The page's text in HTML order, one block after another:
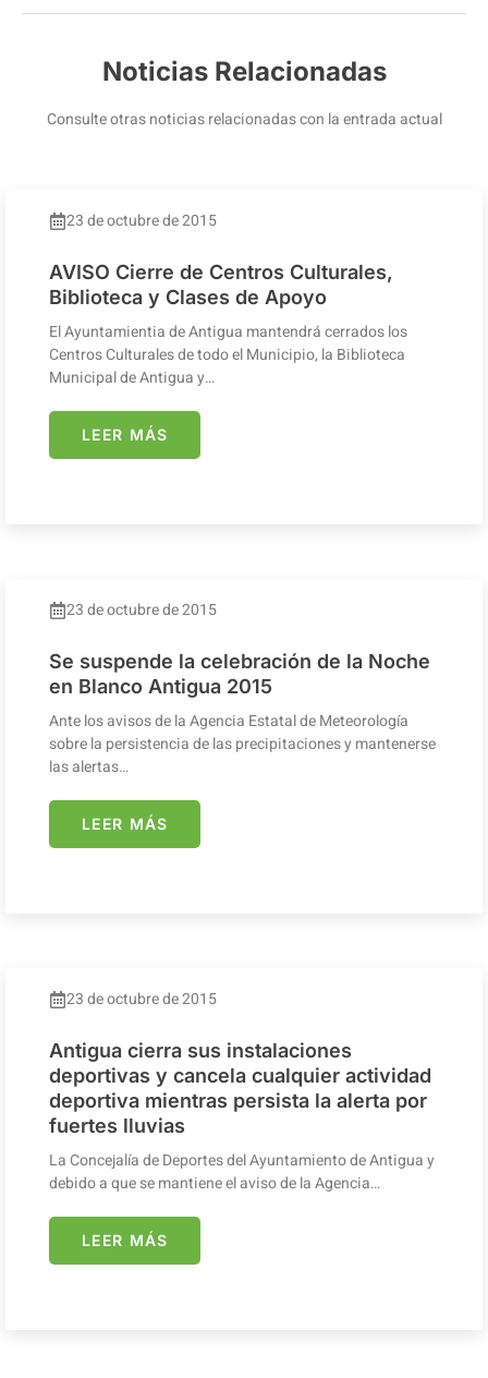
Noticias Relacionadas
Consulte otras noticias relacionadas con la entrada actual
23 de octubre de 2015
AVISO Cierre de Centros Culturales,
Biblioteca y Clases de Apoyo
El Ayuntamientia de Antigua mantendrá cerrados los
Centros Culturales de todo el Municipio, la Biblioteca
Municipal de Antigua y…
LEER MÁS
23 de octubre de 2015
Se suspende la celebración de la Noche
en Blanco Antigua 2015
Ante los avisos de la Agencia Estatal de Meteorología
sobre la persistencia de las precipitaciones y mantenerse
las alertas…
LEER MÁS
23 de octubre de 2015
Antigua cierra sus instalaciones
deportivas y cancela cualquier actividad
deportiva mientras persista la alerta por
fuertes lluvias
La Concejalía de Deportes del Ayuntamiento de Antigua y
debido a que se mantiene el aviso de la Agencia…
LEER MÁS